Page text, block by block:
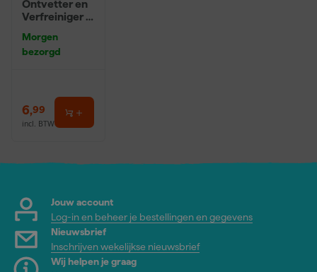
Ontvetter en
Verfreiniger –
Morgen
bezorgd
6,99
incl. BTW
Jouw account
Log-in en beheer je bestellingen en gegevens
Nieuwsbrief
Inschrijven wekelijkse nieuwsbrief
Wij helpen je graag